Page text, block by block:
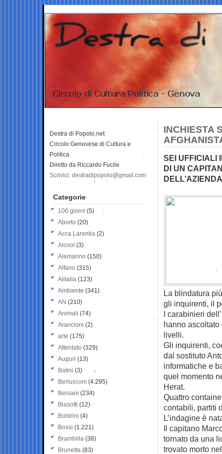
INCHIESTA
SEI UFFICIALI
DI UN
La blindatura
gli inquirenti, il
I carabinieri
hanno
livelli.
Gli inquirenti,
dal sostituto
informatiche e
quel momento
Herat.
Quattro
contabili, partiti
L’indagine è
Il capitano
tornato da una
trovato morto
Destra di Popolo.net
Circolo Genovese di Cultura e
Politica
Diretto da Riccardo Fucile
Scrivici: destradipopolo@gmail.com
Categorie
100 giorni (5)
Aborto (20)
Acca Larentia (2)
Alcool (3)
Alemanno (150)
Alfano (315)
Alitalia (123)
Ambiente (341)
AN (210)
Animali (74)
Arancioni (2)
arte (175)
Attentato (329)
Auguri (13)
Batini (3)
Berlusconi (4.295)
Bersani (234)
Biasotti (12)
Boldrini (4)
Bossi (1.221)
Brambilla (38)
Brunetta (83)